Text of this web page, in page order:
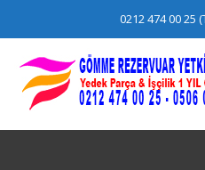
content
0212 474 00 25